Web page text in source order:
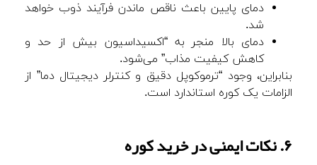
دمای پایین باعث ناقص ماندن فرآیند ذوب خواهد
شد.
دمای بالا منجر به “اکسیداسیون بیش از حد و
کاهش کیفیت مذاب” می‌شود.
بنابراین، وجود “ترموکوپل دقیق و کنترلر دیجیتال دما” از
الزامات یک کوره استاندارد است.
۶. نکات ایمنی در خرید کوره